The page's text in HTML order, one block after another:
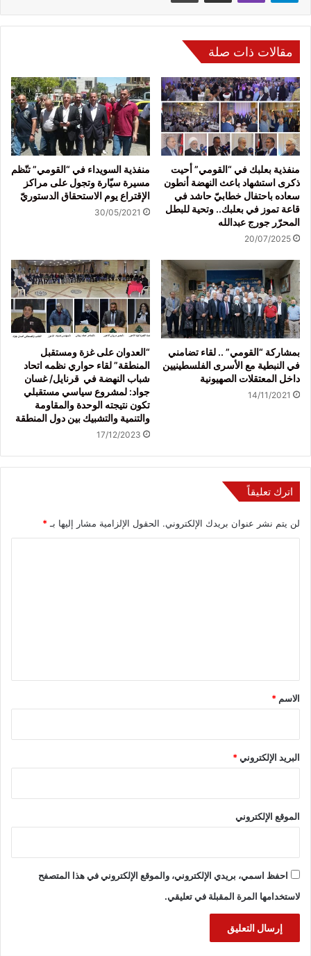
مقالات ذات صلة
منفذية بعلبك في “القومي” أحيت
ذكرى استشهاد باعث النهضة أنطون
سعاده باحتفال خطابيّ حاشد في
قاعة تموز في بعلبك.. وتحية للبطل
المحرّر جورج عبدالله
20/07/2025
منفذية السويداء في “القومي” تنّظم
مسيرة سيّارة وتجول على مراكز
الإقتراع يوم الاستحقاق الدستوريّ
30/05/2021
بمشاركة “القومي” .. لقاء تضامني
في النبطية مع الأسرى الفلسطينيين
داخل المعتقلات الصهيونية
14/11/2021
“العدوان على غزة ومستقبل
المنطقة” لقاء حواري نظمه اتحاد
شباب النهضة في قرنايل/ غسان
جواد: لمشروع سياسي مستقبلي
تكون نتيجته الوحدة والمقاومة
والتنمية والتشبيك بين دول المنطقة
17/12/2023
اترك تعليقاً
لن يتم نشر عنوان بريدك الإلكتروني. الحقول الإلزامية مشار إليها بـ *
*
الاسم *
البريد الإلكتروني*
الموقع الإلكتروني
احفظ اسمي، بريدي الإلكتروني، والموقع الإلكتروني في هذا المتصفح
لاستخدامها المرة المقبلة في تعليقي.